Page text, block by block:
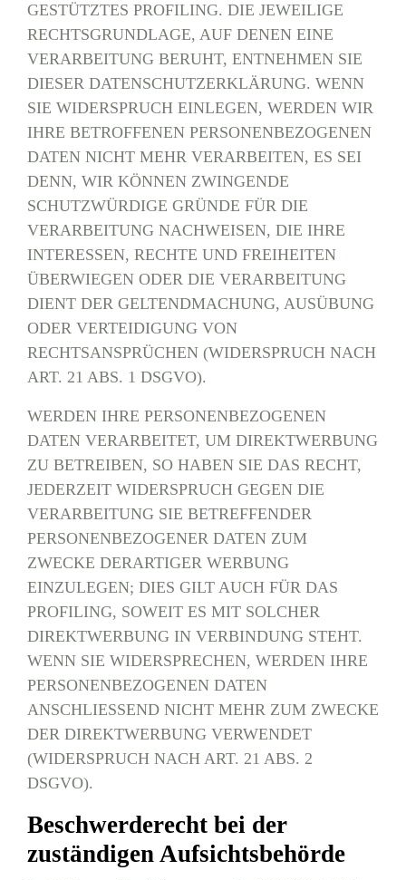
GESTÜTZTES PROFILING. DIE JEWEILIGE
RECHTSGRUNDLAGE, AUF DENEN EINE
VERARBEITUNG BERUHT, ENTNEHMEN SIE
DIESER DATENSCHUTZERKLÄRUNG. WENN
SIE WIDERSPRUCH EINLEGEN, WERDEN WIR
IHRE BETROFFENEN PERSONENBEZOGENEN
DATEN NICHT MEHR VERARBEITEN, ES SEI
DENN, WIR KÖNNEN ZWINGENDE
SCHUTZWÜRDIGE GRÜNDE FÜR DIE
VERARBEITUNG NACHWEISEN, DIE IHRE
INTERESSEN, RECHTE UND FREIHEITEN
ÜBERWIEGEN ODER DIE VERARBEITUNG
DIENT DER GELTENDMACHUNG, AUSÜBUNG
ODER VERTEIDIGUNG VON
RECHTSANSPRÜCHEN (WIDERSPRUCH NACH
ART. 21 ABS. 1 DSGVO).
WERDEN IHRE PERSONENBEZOGENEN
DATEN VERARBEITET, UM DIREKTWERBUNG
ZU BETREIBEN, SO HABEN SIE DAS RECHT,
JEDERZEIT WIDERSPRUCH GEGEN DIE
VERARBEITUNG SIE BETREFFENDER
PERSONENBEZOGENER DATEN ZUM
ZWECKE DERARTIGER WERBUNG
EINZULEGEN; DIES GILT AUCH FÜR DAS
PROFILING, SOWEIT ES MIT SOLCHER
DIREKTWERBUNG IN VERBINDUNG STEHT.
WENN SIE WIDERSPRECHEN, WERDEN IHRE
PERSONENBEZOGENEN DATEN
ANSCHLIESSEND NICHT MEHR ZUM ZWECKE
DER DIREKTWERBUNG VERWENDET
(WIDERSPRUCH NACH ART. 21 ABS. 2
DSGVO).
Beschwerderecht bei der
zuständigen Aufsichtsbehörde